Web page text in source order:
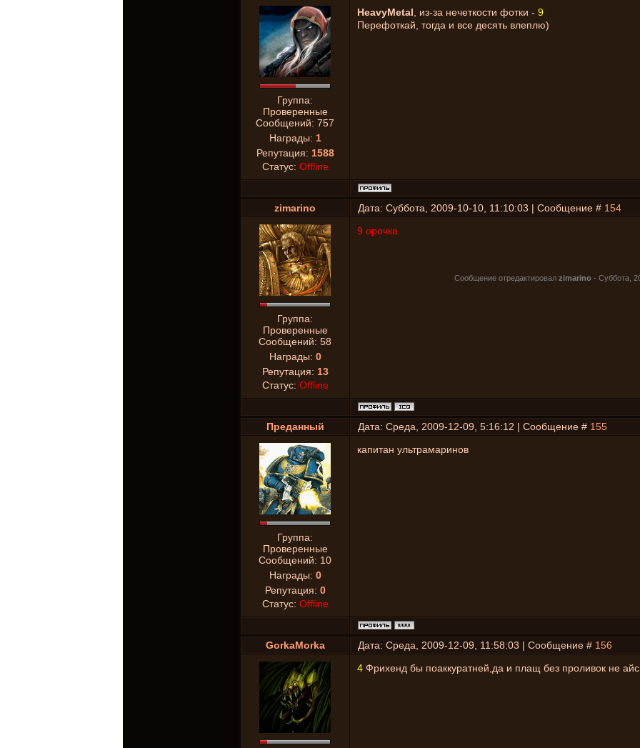
Группа:
Проверенные
Сообщений: 757
Награды: 1
Репутация: 1588
Статус: Offline
HeavyMetal , из-за нечеткости фотки - 9
Перефоткай, тогда и все десять влеплю)
zimarino Дата: Суббота, 2009-10-10, 11:10:03 | Сообщение # 154
Группа:
Проверенные
Сообщений: 58
Награды: 0
Репутация: 13
Статус: Offline
9 орочка
Сообщение отредактировал zimarino - Суббота,
Преданный Дата: Среда, 2009-12-09, 5:16:12 | Сообщение # 155
Группа:
Проверенные
Сообщений: 10
Награды: 0
Репутация: 0
Статус: Offline
капитан ультрамаринов
GorkaMorka Дата: Среда, 2009-12-09, 11:58:03 | Сообщение # 156
4 Фрихенд бы поаккуратней,да и плащ без проливок не